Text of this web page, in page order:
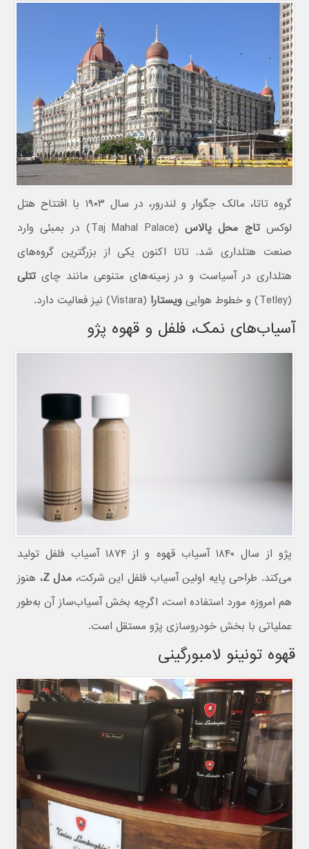
گروه تاتا، مالک جگوار و لندرور، در سال ۱۹۰۳ با افتتاح هتل
لوکستاج محل پالاس
(Taj Mahal Palace) در بمبئی وارد
صنعت هتلداری شد. تاتا اکنون یکی از بزرگترین گروه‌های
هتلداری در آسیاست و در زمینه‌های متنوعی مانند چای تتلی
(Tetley) و خطوط هوایی
ویستارا (Vistara) نیز فعالیت دارد.
آسیاب‌های نمک، فلفل و قهوه پژو
پژو از سال ۱۸۴۰ آسیاب قهوه و از ۱۸۷۴ آسیاب فلفل تولید
می‌کند. طراحی پایه اولین آسیاب فلفل این شرکت، مدل Z ، هنوز
هم امروزه مورد استفاده است، اگرچه بخش آسیاب‌ساز آن به‌طور
عملیاتی با بخش خودروسازی پژو مستقل است.
قهوه تونینو لامبورگینی